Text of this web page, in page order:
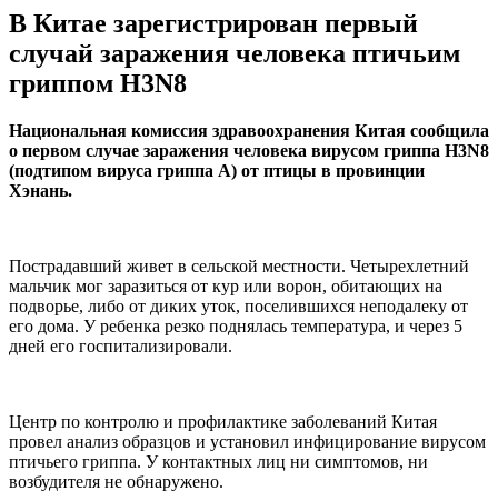
В Китае зарегистрирован первый
случай заражения человека птичьим
гриппом H3N8
Национальная комиссия здравоохранения Китая сообщила
о первом случае заражения человека вирусом гриппа H3N8
(подтипом вируса гриппа А) от птицы в провинции
Хэнань.
Пострадавший живет в сельской местности. Четырехлетний
мальчик мог заразиться от кур или ворон, обитающих на
подворье, либо от диких уток, поселившихся неподалеку от
его дома. У ребенка резко поднялась температура, и через 5
дней его госпитализировали.
Центр по контролю и профилактике заболеваний Китая
провел анализ образцов и установил инфицирование вирусом
птичьего гриппа. У контактных лиц ни симптомов, ни
возбудителя не обнаружено.